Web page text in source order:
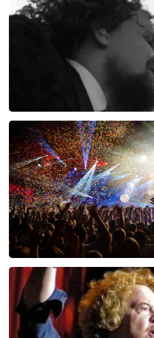
Di-rect
289+reviews
BEKIJKEN
The Story of Radiohead
0reviews
BEKIJKEN